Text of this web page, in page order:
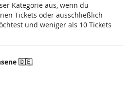
Kategorie aus, wenn du
Tickets oder ausschließlich
und weniger als 10 Tickets
🇩🇪